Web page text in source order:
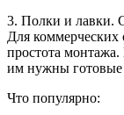
3. Полки и лавки.
Для коммерческих
простота
им нужны готовые
Что популярно: